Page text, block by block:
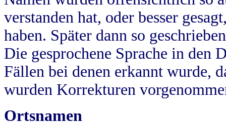
verstanden hat, oder besser
haben. Später dann so
Die gesprochene Sprache in
Fällen bei denen erkannt wurde,
wurden Korrekturen
Ortsnamen